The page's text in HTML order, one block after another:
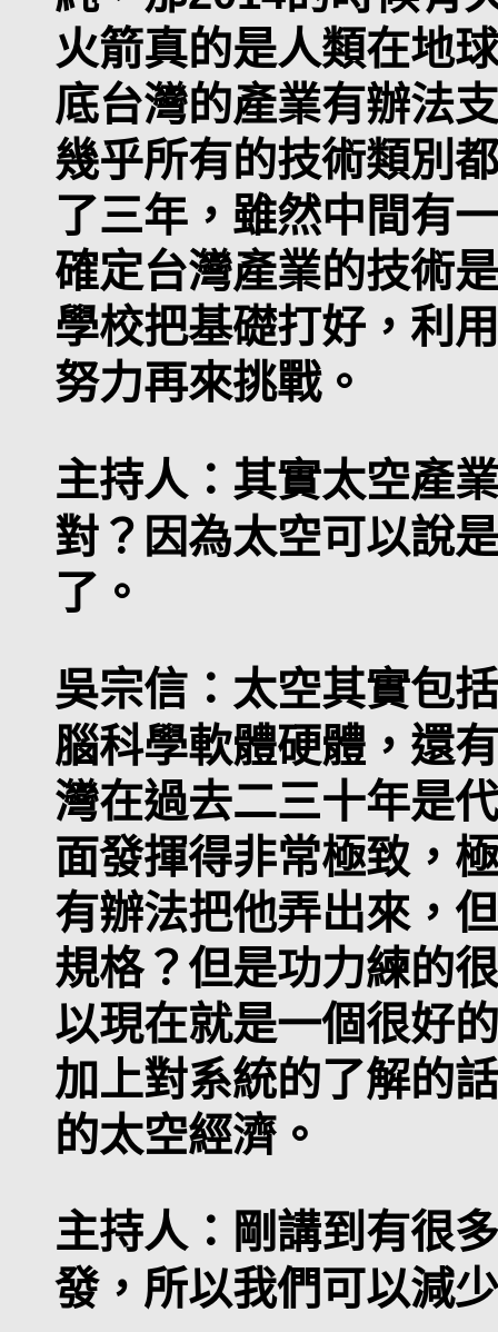
火箭真的是人類在地
底台灣的產業有辦法
幾乎所有的技術類別
了三年，雖然中間有
確定台灣產業的技術
學校把基礎打好，利
努力再來挑戰。
主持人： 其實太空產
對？因為太空可以說
了。
吳宗信： 太空其實包
腦科學軟體硬體，還
灣在過去二三十年是
面發揮得非常極致，
有辦法把他弄出來，
規格？但是功力練的
以現在就是一個很好
加上對系統的了解的
的太空經濟。
主持人： 剛講到有很
發，所以我們可以減